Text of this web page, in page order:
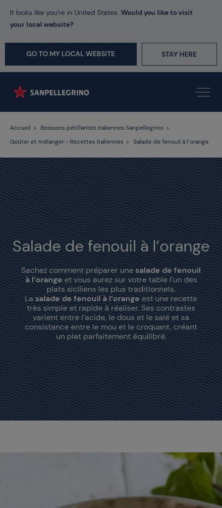
It looks like you're in United States. Would you like to visit
your local website?
GO TO MY LOCAL WEBSITE STAY HERE
Accueil
Boissons pétillantes italiennes Sanpellegrino
Goûter et mélanger - Recettes Italiennes
Salade de fenouil à l’orange
Salade de fenouil à l’orange
Sachez comment préparer unesalade de fenouil
à l’orangeet vous aurez sur votre table l’un des
plats siciliens les plus traditionnels.
Lasalade de fenouil à l’orangeest une recette
très simple et rapide à réaliser. Ses contrastes
varient entre l’acide, le doux et le salé et sa
consistance entre le mou et le croquant, créant
un plat parfaitement équilibré.